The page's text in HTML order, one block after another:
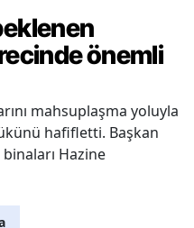
önemli
mahsuplaşma yoluyla
hafifletti. Başkan
Hazine